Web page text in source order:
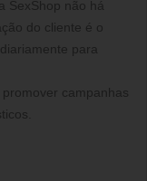
SexShop não há
do cliente é o
para
campanhas